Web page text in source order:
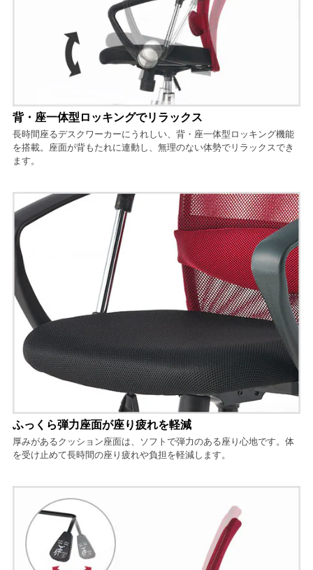
背・座一体型ロッキングでリラックス
長時間座るデスクワーカーにうれしい、背・座一体型ロッキング機能
を搭載。座面が背もたれに連動し、無理のない体勢でリラックスでき
ます。
ふっくら弾力座面が座り疲れを軽減
厚みがあるクッション座面は、ソフトで弾力のある座り心地です。体
を受け止めて長時間の座り疲れや負担を軽減します。